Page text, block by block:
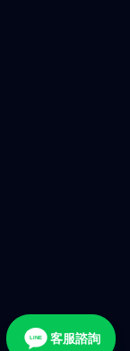
LINE 客服諮詢